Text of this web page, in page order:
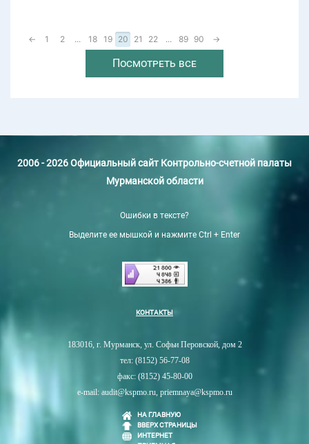
← 1 2 ... 18 19 20 21 22 ... 89 90 →
Посмотреть все
2006 - 2026 Официальный сайт Контрольно-счетной палаты
Мурманской области
Ошибки в тексте?
Выделите ее мышкой и нажмите Ctrl + Enter
КОНТАКТЫ
183016, г. Мурманск, ул. Софьи Перовской, дом 2
тел: (8152) 56-77-08
факс: (8152) 45-80-00
e-mail: audit@kspmo.ru, priemnaya@kspmo.ru
НА ГЛАВНУЮ
ВВЕРХ СТРАНИЦЫ
ИНТЕРНЕТ